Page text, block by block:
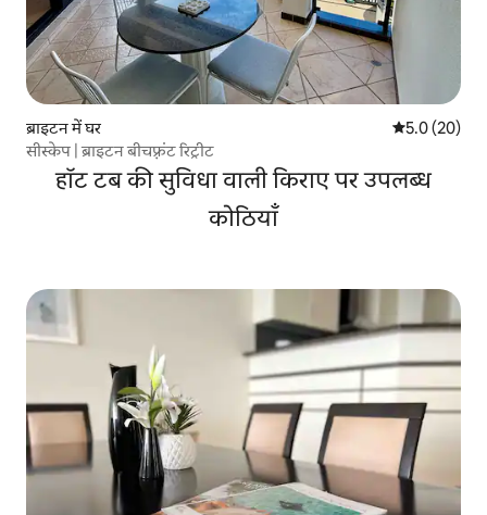
ब्राइटन में घर औसत रेटिंग 5
5.0 (20)
सीस्केप | ब्राइटन बीचफ़्रंट रिट्रीट
हॉट टब की सुविधा वाली किराए पर उपलब्ध
कोठियाँ